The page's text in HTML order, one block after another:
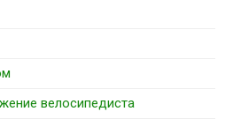
велосипедиста